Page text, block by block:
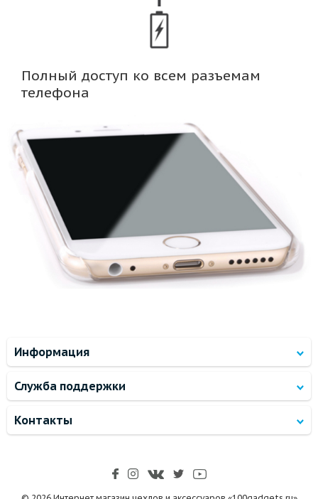
Полный доступ ко всем разъемам
телефона
Информация
Служба поддержки
Контакты